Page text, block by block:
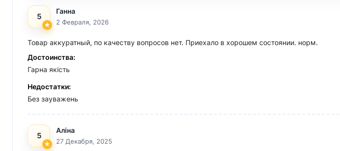
5
Ганна
2 Февраля, 2026
Товар аккуратный, по качеству вопросов нет. Приехало в хорошем состоянии. норм.
Достоинства:
Гарна якість
Недостатки:
Без зауважень
5
Аліна
27 Декабря, 2025